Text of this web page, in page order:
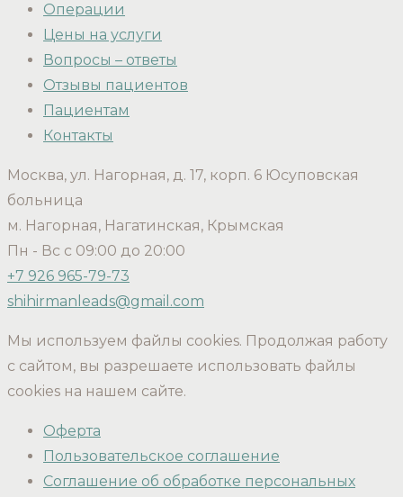
Операции
Цены на услуги
Вопросы – ответы
Отзывы пациентов
Пациентам
Контакты
Москва, ул. Нагорная, д. 17, корп. 6 Юсуповская
больница
м. Нагорная, Нагатинская, Крымская
Пн - Вс с 09:00 до 20:00
+7 926 965-79-73
shihirmanleads@gmail.com
Мы используем файлы cookies. Продолжая работу
с сайтом, вы разрешаете использовать файлы
cookies на нашем сайте.
Оферта
Пользовательское соглашение
Соглашение об обработке персональных